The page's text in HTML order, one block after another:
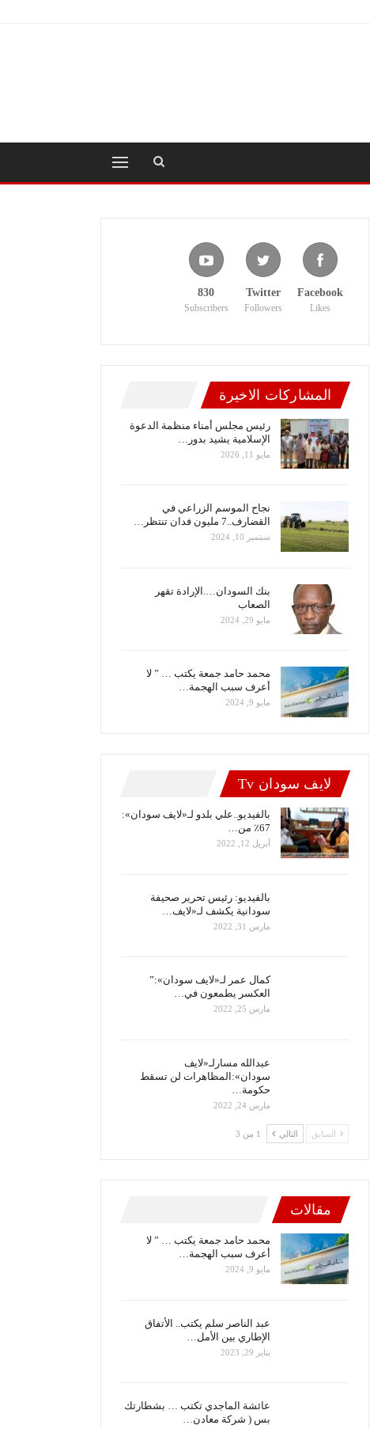
Facebook
Likes
Twitter
Followers
830
Subscribers
المشاركات الاخيرة
رئيس مجلس أمناء منظمة الدعوة
الإسلامية يشيد بدور…
مايو 11, 2026
نجاح الموسم الزراعي في
القضارف..7 مليون فدان تنتظر…
سبتمبر 10, 2024
بنك السودان….الإرادة تقهر
الصعاب
مايو 29, 2024
محمد حامد جمعة يكتب … ” لا
أعرف سبب الهجمة…
مايو 9, 2024
لايف سودان Tv
بالفيديو..علي بلدو لـ«لايف سودان»:
67٪ من…
أبريل 12, 2022
بالفيديو: رئيس تحرير صحيفة
سودانية يكشف لـ«لايف…
مارس 31, 2022
كمال عمر لـ«لايف سودان»:”
العكسر يطمعون في…
مارس 25, 2022
عبدالله مسارلـ«لايف
سودان»:المظاهرات لن تسقط
حكومة…
مارس 24, 2022
السابق التالي 1 من 3
مقالات
محمد حامد جمعة يكتب … ” لا
أعرف سبب الهجمة…
مايو 9, 2024
عبد الناصر سلم يكتب.. الأتفاق
الإطاري بين الأمل…
يناير 29, 2023
عائشة الماجدي تكتب … بشطارتك
بس ( شركة معادن…